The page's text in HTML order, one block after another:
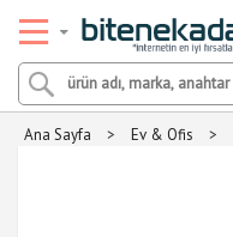
Ana Sayfa > Ev & Ofis >